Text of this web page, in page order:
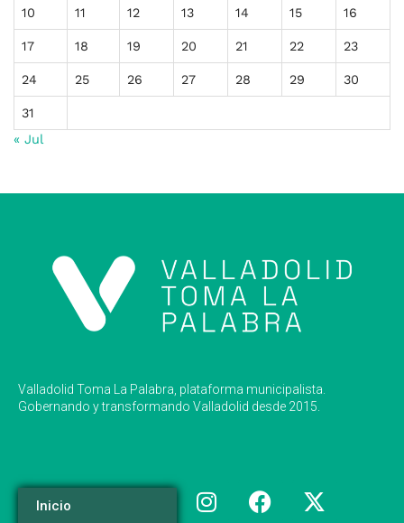
10 11 12 13 14 15 16
17 18 19 20 21 22 23
24 25 26 27 28 29 30
31
« Jul
Valladolid Toma La Palabra, plataforma municipalista.
Gobernando y transformando Valladolid desde 2015.
Inicio